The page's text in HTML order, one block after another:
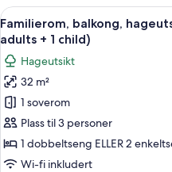
+
1
child)
standard,
balkong,
hageutsikt
Access
2
adults
+
child)
Åpne
alle
bildene
av
Familierom,
balkong,
hageutsikt
(Aquapark
Access
8
Familierom, balkong,
adults + 1 child)
Hageutsikt
32 m²
1 soverom
Plass til 3 personer
1 dobbeltseng ELLER 2
Wi-fi inkludert